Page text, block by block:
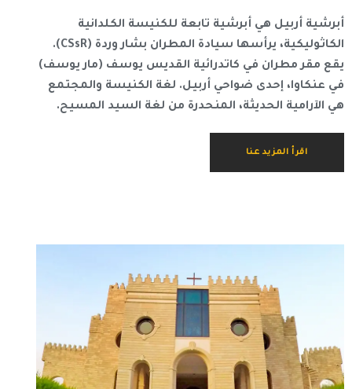
أبرشية أربيل هي أبرشية تابعة للكنيسة الكلدانية
الكاثوليكية، يرأسها سيادة المطران بشار وردة (CSsR).
يقع مقر مطران في كاتدرائية القديس يوسف (مار يوسف)
في عنكاوا، إحدى ضواحي أربيل. لغة الكنيسة والمجتمع
هي الآرامية الحديثة، المنحدرة من لغة السيد المسيح.
اقرأ المزيد عنا